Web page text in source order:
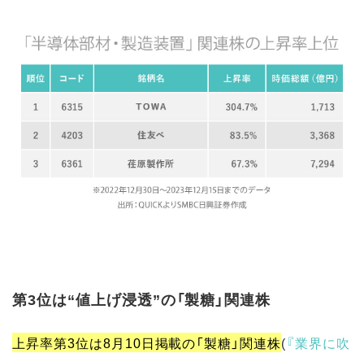
第3位は“値上げ浸透”の「製糖」関連株
上昇率第3位は8月10日掲載の「製糖」関連株(『業界に吹